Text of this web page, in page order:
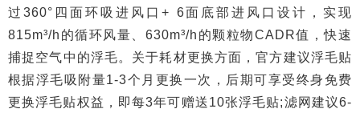
过360°四面环吸进风口+ 6面底部进风口设计，实现
815m³/h的循环风量、630m³/h的颗粒物CADR值，快速
捕捉空气中的浮毛。关于耗材更换方面，官方建议浮毛贴
根据浮毛吸附量1-3个月更换一次，后期可享受终身免费
更换浮毛贴权益，即每3年可赠送10张浮毛贴;滤网建议6-